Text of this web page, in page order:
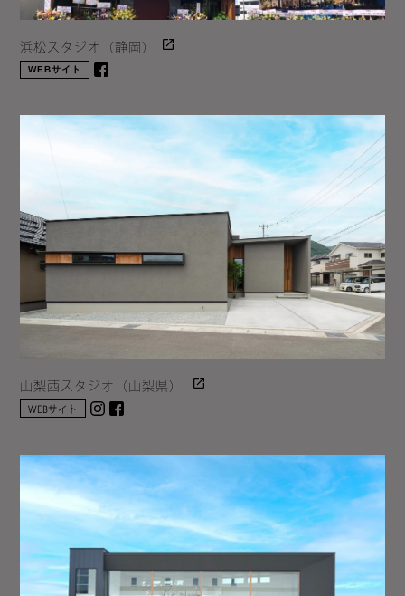
浜松スタジオ（静岡）
WEBサイト
山梨西スタジオ（山梨県）
WEBサイト Instagram